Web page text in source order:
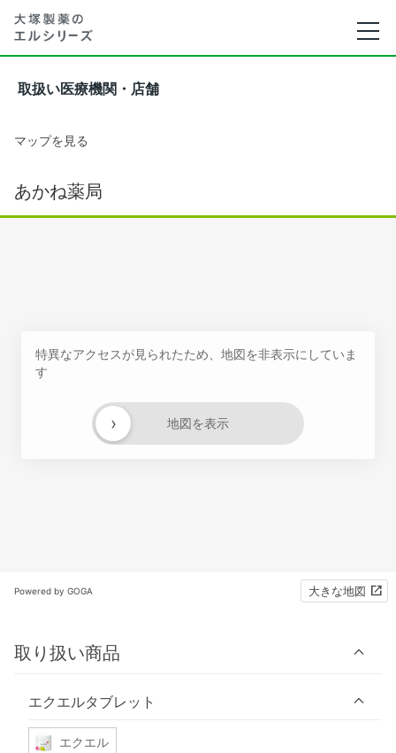
取扱い医療機関・店舗
マップを見る
あかね薬局
特異なアクセスが見られたため、地図を非表示にしていま
す
地図を表示
›
Powered by GOGA 大きな地図
取り扱い商品
エクエルタブレット
エクエル